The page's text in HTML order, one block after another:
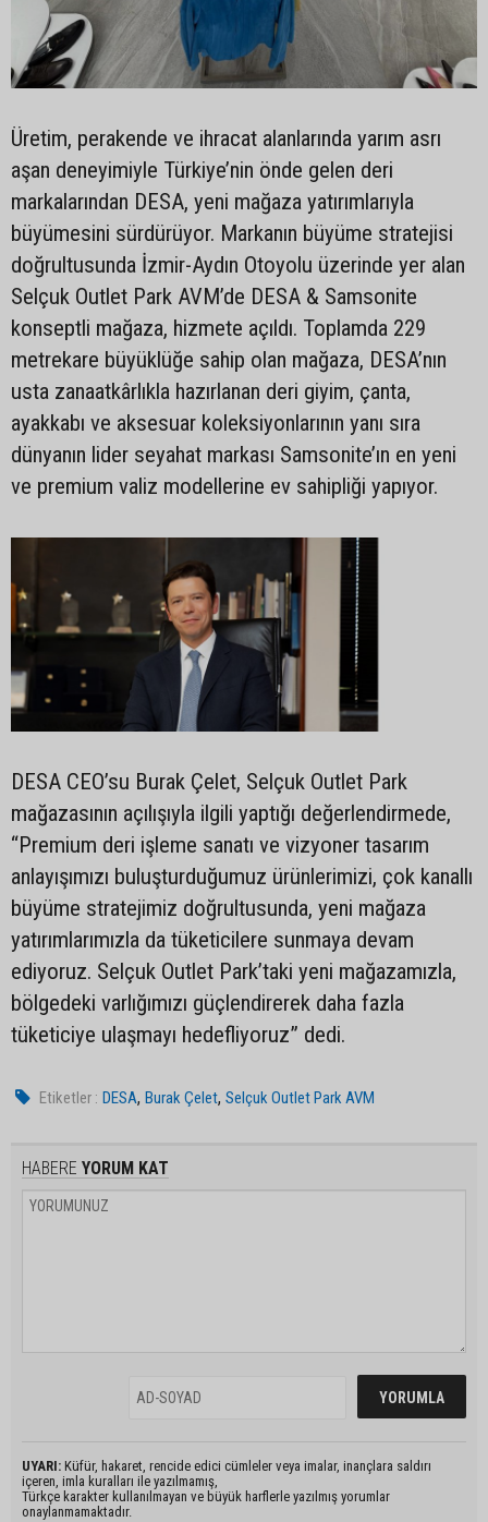
Üretim, perakende ve ihracat alanlarında yarım asrı
aşan deneyimiyle Türkiye’nin önde gelen deri
markalarından DESA, yeni mağaza yatırımlarıyla
büyümesini sürdürüyor. Markanın büyüme stratejisi
doğrultusunda İzmir-Aydın Otoyolu üzerinde yer alan
Selçuk Outlet Park AVM’de DESA & Samsonite
konseptli mağaza, hizmete açıldı. Toplamda 229
metrekare büyüklüğe sahip olan mağaza, DESA’nın
usta zanaatkârlıkla hazırlanan deri giyim, çanta,
ayakkabı ve aksesuar koleksiyonlarının yanı sıra
dünyanın lider seyahat markası Samsonite’ın en yeni
ve premium valiz modellerine ev sahipliği yapıyor.
DESA CEO’su Burak Çelet, Selçuk Outlet Park
mağazasının açılışıyla ilgili yaptığı değerlendirmede,
“Premium deri işleme sanatı ve vizyoner tasarım
anlayışımızı buluşturduğumuz ürünlerimizi, çok kanallı
büyüme stratejimiz doğrultusunda, yeni mağaza
yatırımlarımızla da tüketicilere sunmaya devam
ediyoruz. Selçuk Outlet Park’taki yeni mağazamızla,
bölgedeki varlığımızı güçlendirerek daha fazla
tüketiciye ulaşmayı hedefliyoruz” dedi.
Etiketler : DESA,Burak Çelet,Selçuk Outlet Park AVM
HABERE YORUM KAT
UYARI: Küfür, hakaret, rencide edici cümleler veya imalar, inançlara saldırı
içeren, imla kuralları ile yazılmamış,
Türkçe karakter kullanılmayan ve büyük harflerle yazılmış yorumlar
onaylanmamaktadır.